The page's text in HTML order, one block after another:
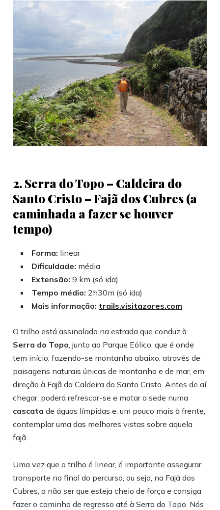
2. Serra do Topo – Caldeira do
Santo Cristo – Fajã dos Cubres (a
caminhada a fazer se houver
tempo)
Forma: linear
Dificuldade: média
Extensão: 9 km (só ida)
Tempo médio: 2h30m (só ida)
Mais informação: trails.visitazores.com
O trilho está assinalado na estrada que conduz à
Serra do Topo, junto ao Parque Eólico, que é onde
tem início, fazendo-se montanha abaixo, através de
paisagens naturais únicas de montanha e de mar, em
direção à Fajã da Caldeira do Santo Cristo. Antes de aí
chegar, poderá refrescar-se e matar a sede numa
cascata de águas límpidas e, um pouco mais à frente,
contemplar uma das melhores vistas sobre aquela
fajã.
Uma vez que o trilho é linear, é importante assegurar
transporte no final do percurso, ou seja, na Fajã dos
Cubres, a não ser que esteja cheio de força e consiga
fazer o caminho de regresso até à Serra do Topo. Nós